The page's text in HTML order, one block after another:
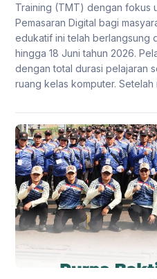
Training (TMT) dengan fokus
Pemasaran Digital bagi
edukatif ini telah berlangsung
hingga 18 Juni tahun 2026.
dengan total durasi pelajaran
ruang kelas komputer. Setelah